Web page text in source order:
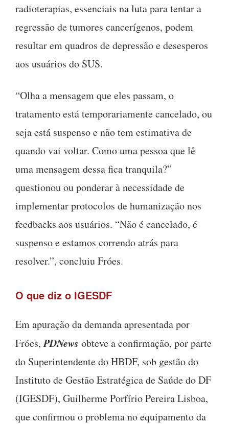
radioterapias, essenciais na luta para tentar a
regressão de tumores cancerígenos, podem
resultar em quadros de depressão e desesperos
aos usuários do SUS.
“Olha a mensagem que eles passam, o
tratamento está temporariamente cancelado, ou
seja está suspenso e não tem estimativa de
quando vai voltar. Como uma pessoa que lê
uma mensagem dessa fica tranquila?”
questionou ou ponderar à necessidade de
implementar protocolos de humanização nos
feedbacks aos usuários. “Não é cancelado, é
suspenso e estamos correndo atrás para
resolver.”, concluiu Fróes.
O que diz o IGESDF
Em apuração da demanda apresentada por
Fróes,PDNews obteve a confirmação, por parte
do Superintendente do HBDF, sob gestão do
Instituto de Gestão Estratégica de Saúde do DF
(IGESDF), Guilherme Porfírio Pereira Lisboa,
que confirmou o problema no equipamento da